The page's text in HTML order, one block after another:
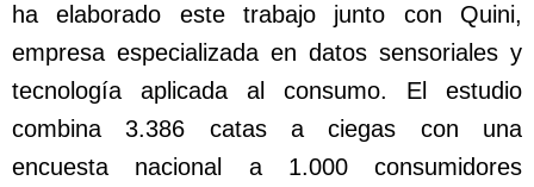
ha elaborado este trabajo junto con Quini,
empresa especializada en datos sensoriales y
tecnología aplicada al consumo. El estudio
combina 3.386 catas a ciegas con una
encuesta nacional a 1.000 consumidores